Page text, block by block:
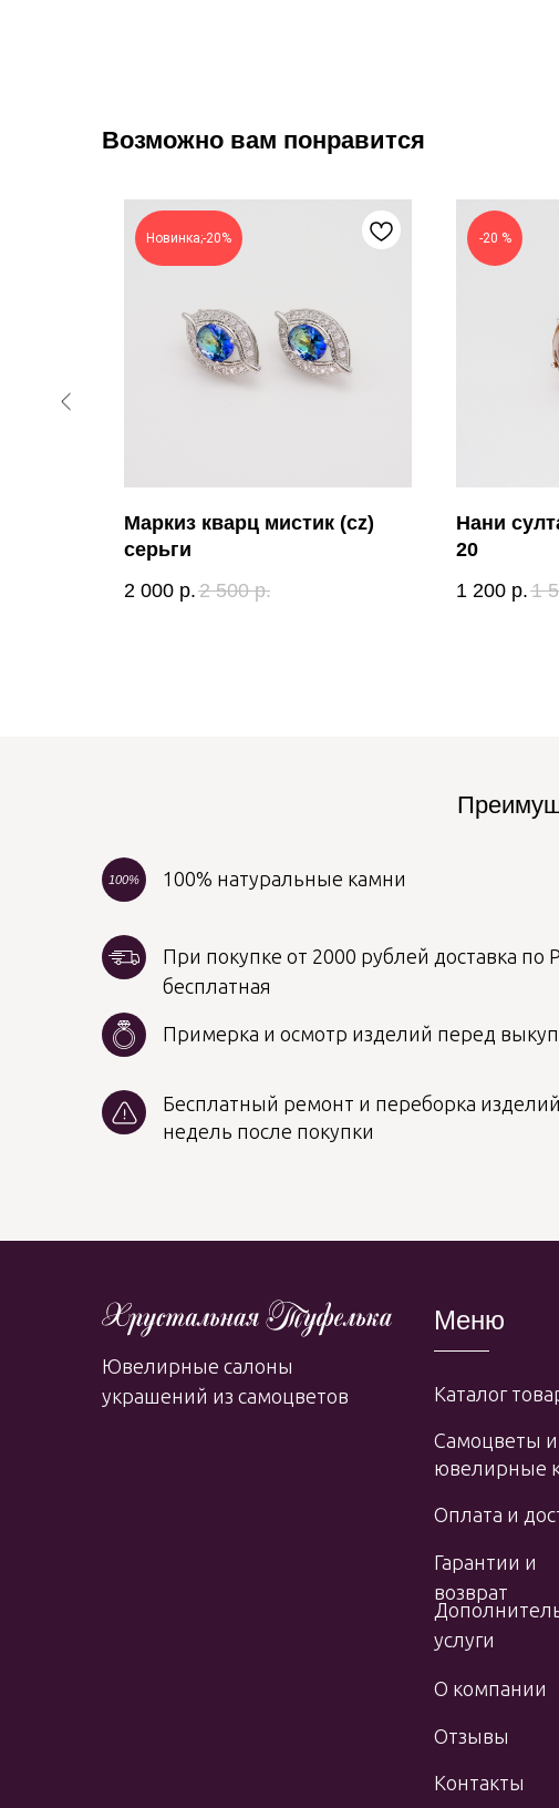
Возможно вам понравится
Новинка;-20%
Маркиз кварц мистик (cz)
серьги
2 000 р. 2 500 р.
-20 %
Нани
20
1 200 р. 1
100% натуральные камни
100%
Бесплатный ремонт и переборка
недель после покупки
Примерка и осмотр изделий перед
При покупке от 2000 рублей доставка по
бесплатная
Меню
Каталог
Самоцветы и
ювелирные
Оплата и
Ювелирные салоны
украшений из самоцветов
Гарантии и
возврат
услуги
О компании
Отзывы
Контакты